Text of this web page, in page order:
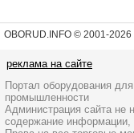
OBORUD.INFO © 2001-2026
реклама на сайте
Портал оборудования
промышленности
Администрация сайта не
содержание информации,